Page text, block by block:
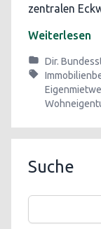
zentralen
Weiterlesen
Dir.
Suche